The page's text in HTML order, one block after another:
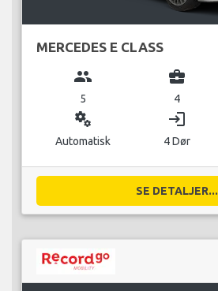
MERCEDES E CLASS
group
5
business_center
4
miscellaneous_services
Automatisk
login
4 Dør
SE DETALJER...